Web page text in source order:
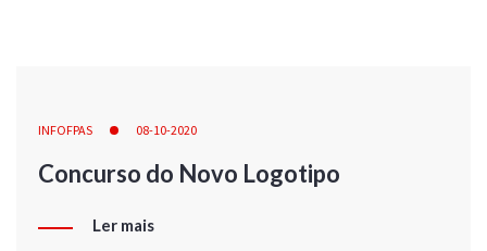
INFOFPAS 08-10-2020
Concurso do Novo Logotipo
Ler mais